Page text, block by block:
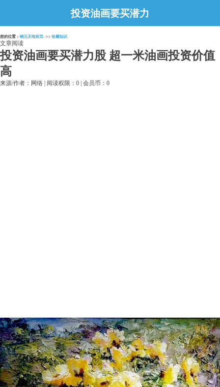
投资油画要买潜力
股 超一米油画投
您的位置： 铜元天地首页- >> 收藏知识
文章阅读
投资油画要买潜力股 超一米油画投资价值
高
来源/作者：网络 | 阅读权限：0 | 会员币：0